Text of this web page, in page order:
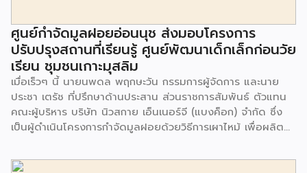
ศูนย์กำจัดมูลฝอยอ่อนนุช ส่งมอบโครงการ
ปรับปรุงสถานที่เรียนรู้ ศูนย์พัฒนาเด็กเล็กก่อนวัย
เรียน ชุมชนเกาะมุสลิม
เมื่อเร็วๆ นี้ นายนพดล พฤกษะวัน กรรมการผู้จัดการ และนาย
ประชา เตรัช ที่ปรึกษาด้านประสาน ส่วนราชการสัมพันธ์ ตัวแทน
คณะผู้บริหาร บริษัท นิวสกาย เอ็นเนอร์จี (แบงค็อก) จํากัด ซึ่ง
เป็นผู้ดำเนินโครงการกำจัดมูลฝอยด้วยวิธีการเผาไหม้ เพื่อผลิต
มูลฝอยอ่อนนุช เป็นประธานในพิธีส่งมอบโครงการปรับปรุงสถาน